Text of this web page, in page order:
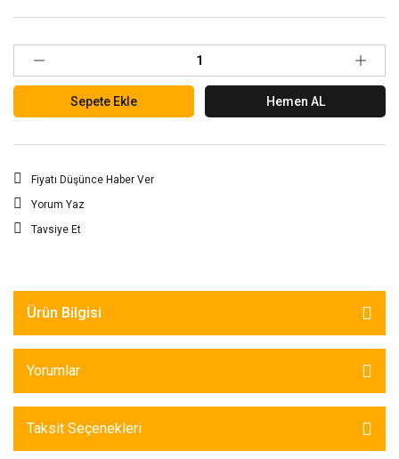
Sepete Ekle Hemen AL
Fiyatı Düşünce Haber Ver
Yorum Yaz
Tavsiye Et
Ürün Bilgisi
Yorumlar
Taksit Seçenekleri